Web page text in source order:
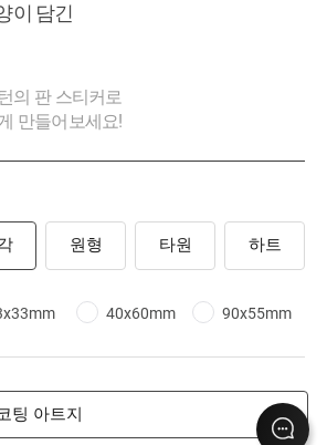
이 담긴
의 판 스티커로
만들어보세요!
원형 타원 하트
40x60mm 90x55mm
팅 아트지